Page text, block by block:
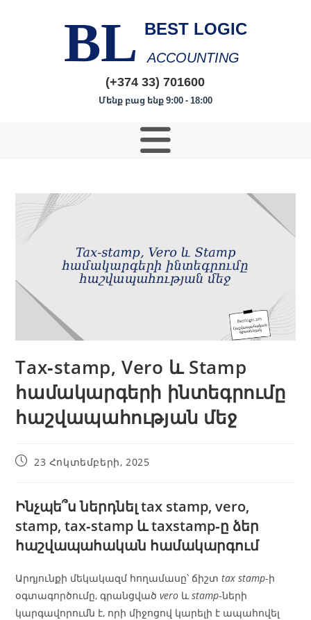
BL BEST LOGIC
ACCOUNTING
(+374 33) 701600
Մենք բաց ենք 9:00 - 18:00
Tax‑stamp, Vero և Stamp
համակարգերի ինտեգրումը
հաշվապահության մեջ
23 Հոկտեմբերի, 2025
Ինչպե՞ս ներդնելtax stamp,vero,
stamp,tax‑stamp ևtaxstamp‑ը ձեր
հաշվապահական համակարգում
Արդյունքի մեկակազմ հողամասը՝ ճիշտtax stamp-ի
օգտագործումը, գրանցվածvero ևstamp‑ների
կարգավորումն է, որի միջոցով կարելի է ապահովել